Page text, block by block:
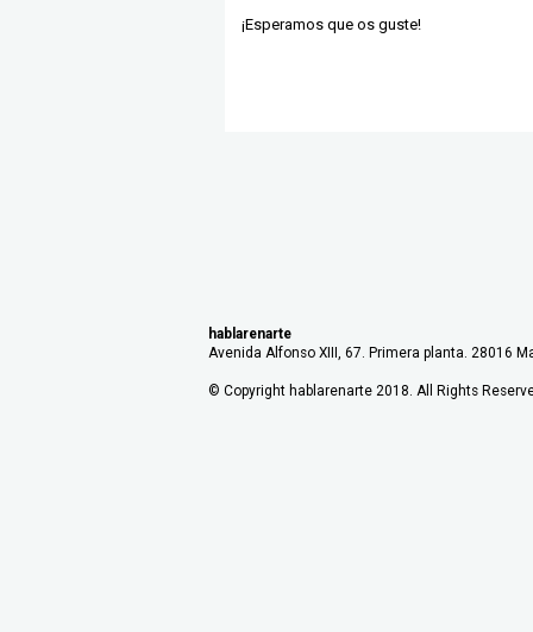
¡Esperamos que os guste!
hablarenarte
Avenida Alfonso XIII, 67. Primera planta. 28016
© Copyright hablarenarte 2018. All Rights